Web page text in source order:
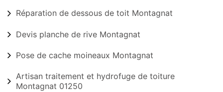
Réparation de dessous de toit Montagnat
Devis planche de rive Montagnat
Pose de cache moineaux Montagnat
Artisan traitement et hydrofuge de toiture
Montagnat 01250